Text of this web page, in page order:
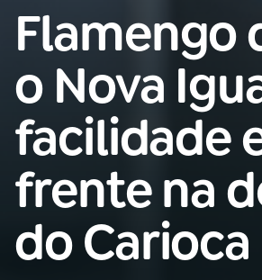
Buscar
na
Rádio
Nacional
AO VIVO
01INÍCIO
02A RÁDIO
03 PROGRAMAÇÃO
Flamengo
o Nova
facilidade
frente na
do Carioca